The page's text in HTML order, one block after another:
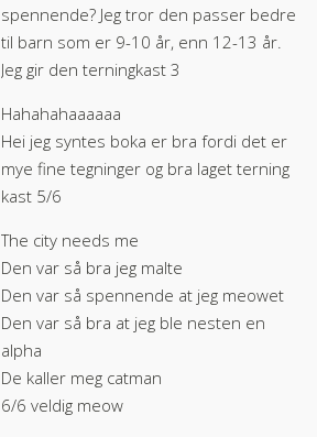
spennende? Jeg tror den passer bedre
til barn som er 9-10 år, enn 12-13 år.
Jeg gir den terningkast 3
Hahahahaaaaaa
Hei jeg syntes boka er bra fordi det er
mye fine tegninger og bra laget terning
kast 5/6
The city needs me
Den var så bra jeg malte
Den var så spennende at jeg meowet
Den var så bra at jeg ble nesten en
alpha
De kaller meg catman
6/6 veldig meow